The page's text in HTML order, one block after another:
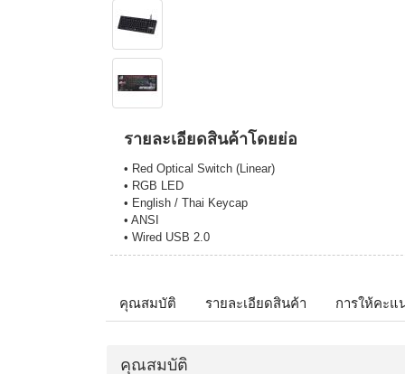
รายละเอียดสินค้าโดยย่อ
• Red Optical Switch (Linear)
• RGB LED
• English / Thai Keycap
• ANSI
• Wired USB 2.0
คุณสมบัติ รายละเอียดสินค้า การให้คะแ
คุณสมบัติ